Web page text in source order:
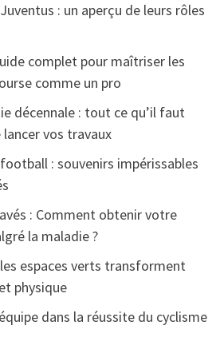
: un aperçu de leurs rôles
complet pour maîtriser les
comme un pro
décennale : tout ce qu’il faut
vos travaux
: souvenirs impérissables
: Comment obtenir votre
la maladie ?
espaces verts transforment
physique
dans la réussite du cyclisme